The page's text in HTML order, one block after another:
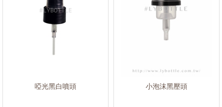
啞光黑白噴頭 小泡沫黑壓頭